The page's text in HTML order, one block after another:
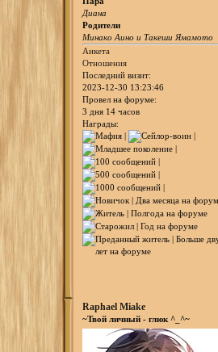
Диана
Родители
Минако Аино и Такеши Ямамото
Анкета
Отношения
Последний визит:
2023-12-30 13:23:46
Провел на форуме:
3 дня 14 часов
Награды:
Raphael Miake
~Твой личный - глюк ^_^~